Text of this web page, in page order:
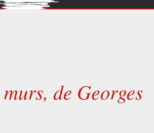
de Georges